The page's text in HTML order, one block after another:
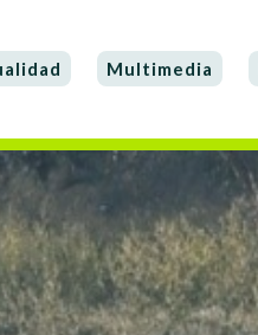
Multimedia